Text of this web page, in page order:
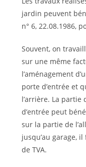
jardin peuvent
n° 6, 22.08.1986,
Souvent, on
sur une même
l’aménagement
porte d’entrée et
l’arrière. La partie
d’entrée peut
sur la partie de
jusqu’au garage,
de TVA.